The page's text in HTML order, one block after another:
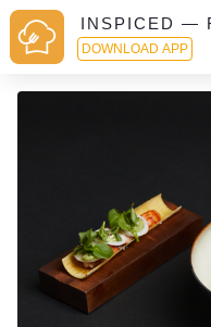
INSPICED —
DOWNLOAD APP